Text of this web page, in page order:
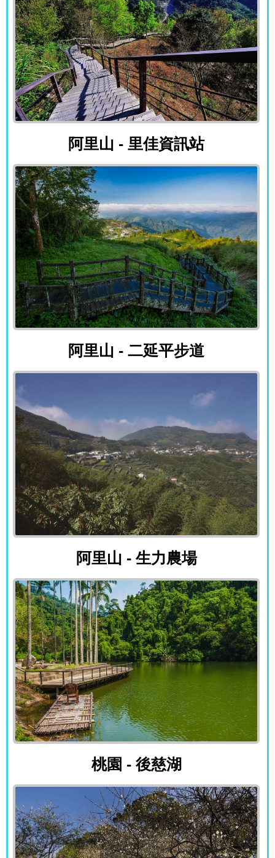
阿里山 - 里佳資訊站
阿里山 - 里佳資訊站
阿里山 - 二延平步道
阿里山 - 二延平步道
阿里山 - 生力農場
阿里山 - 生力農場
桃園 - 後慈湖
桃園 - 後慈湖